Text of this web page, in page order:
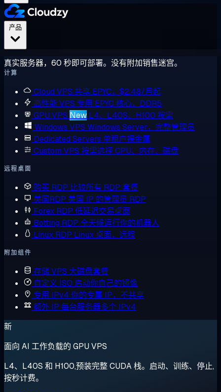
真实服务器，60 秒即可部署。没有附加销售迷宫。
计算
Cloud VPS 共享 EPYC，$2.48/月起
高性能 VPS 专用 EPYC 核心，DDR5
GPU VPS New L4、L40S、H100 按需
Windows VPS Windows Server，完整管理员
Dedicated Servers 单租户裸金属
Custom VPS 按需选择 CPU、内存、磁盘
远程桌面
购买 RDP 比较所有 RDP 套餐
美国RDP 美国 IP 的管理员 RDP
Forex RDP 低延迟交易桌面
Botting RDP 全天候运行你的机器人
Linux RDP Linux 桌面，远程
附加组件
存储 VPS 大磁盘套餐
自定义 ISO 启动你自己的镜像
专用 IPv4 你的专属 IP，不共享
额外 IP 每台服务器多个 IPv4
新
面向 AI 工作负载的 GPU VPS
L4、L40S 和 H100,预装完整 CUDA 栈。启动、训练、停止,
按秒计费。